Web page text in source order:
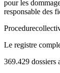
pour les
responsable des
Procedure
Le registre
369.429 dossiers